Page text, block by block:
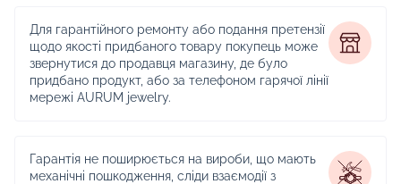
Для гарантійного ремонту або подання претензії
щодо якості придбаного товару покупець може
звернутися до продавця магазину, де було
придбано продукт, або за телефоном гарячої лінії
мережі AURUM jewelry.
Гарантія не поширюється на вироби, що мають
механічні пошкодження, сліди взаємодії з